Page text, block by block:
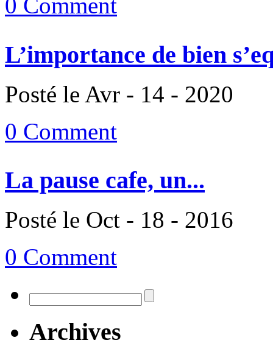
0 Comment
L’importance de bien
Posté le Avr - 14 - 2020
0 Comment
La pause cafe, un...
Posté le Oct - 18 - 2016
0 Comment
Archives